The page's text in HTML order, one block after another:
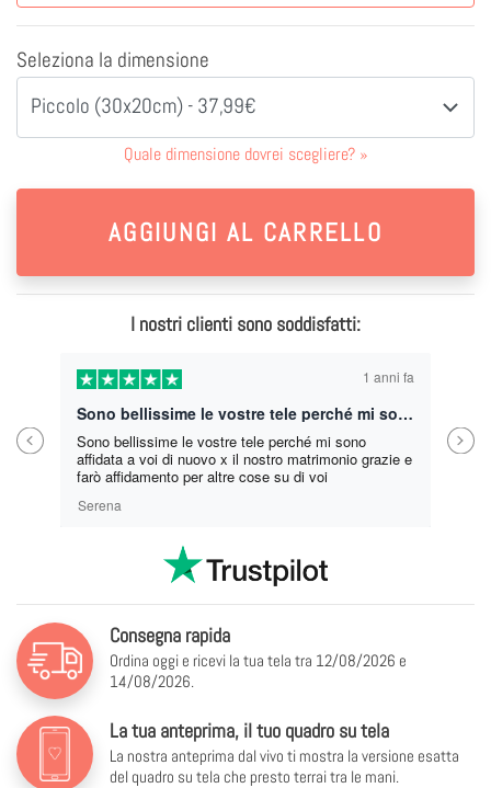
Seleziona la dimensione
Piccolo (30x20cm) - 37,99€
Quale dimensione dovrei scegliere? »
I nostri clienti sono soddisfatti:
Previous
1 anni fa
Sono bellissime le vostre tele perché mi sono affidata a voi di nuovo x il nostro matrimonio grazie e farò affidamento per altre cose su di voi
Sono bellissime le vostre tele perché mi sono
affidata a voi di nuovo x il nostro matrimonio grazie e
farò affidamento per altre cose su di voi
Serena
Next
Consegna rapida
Ordina oggi e ricevi la tua tela tra 12/08/2026 e
14/08/2026.
La tua anteprima, il tuo quadro su tela
La nostra anteprima dal vivo ti mostra la versione esatta
del quadro su tela che presto terrai tra le mani.